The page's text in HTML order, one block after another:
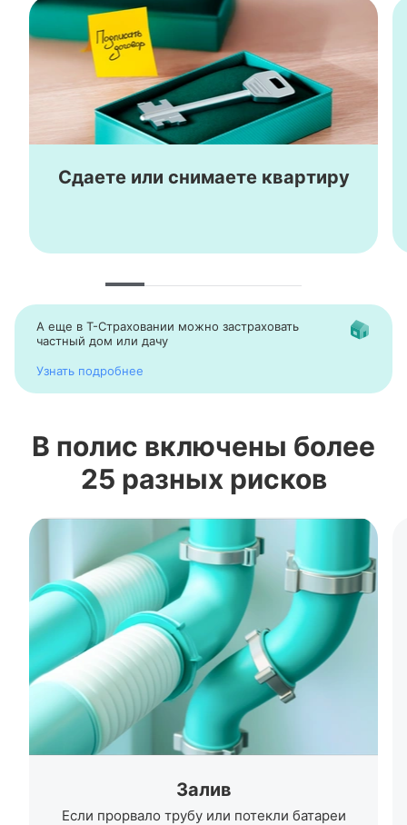
Сдаете или снимаете квартиру
А еще в Т-Страховании можно застраховать
частный дом или дачу
Узнать подробнее
В полис включены более
25 разных рисков
Залив
Если прорвало трубу или потекли батареи